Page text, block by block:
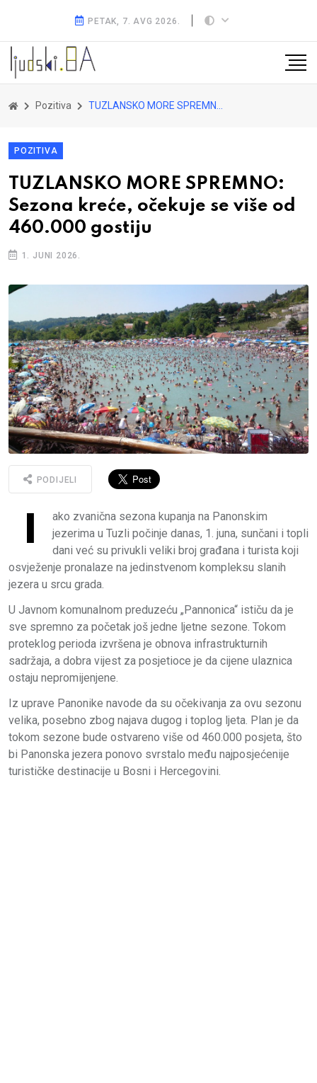
PETAK, 7. AVG 2026.
Pozitiva TUZLANSKO MORE SPREMNO: Sezona kreće, očekuje se više od 460.000 gostiju
POZITIVA
TUZLANSKO MORE SPREMNO:
Sezona kreće, očekuje se više od
460.000 gostiju
1. JUNI 2026.
PODIJELI
I
ako zvanična sezona kupanja na Panonskim
jezerima u Tuzli počinje danas, 1. juna, sunčani i topli
dani već su privukli veliki broj građana i turista koji
osvježenje pronalaze na jedinstvenom kompleksu slanih
jezera u srcu grada.
U Javnom komunalnom preduzeću „Pannonica“ ističu da je
sve spremno za početak još jedne ljetne sezone. Tokom
proteklog perioda izvršena je obnova infrastrukturnih
sadržaja, a dobra vijest za posjetioce je da cijene ulaznica
ostaju nepromijenjene.
Iz uprave Panonike navode da su očekivanja za ovu sezonu
velika, posebno zbog najava dugog i toplog ljeta. Plan je da
tokom sezone bude ostvareno više od 460.000 posjeta, što
bi Panonska jezera ponovo svrstalo među najposjećenije
turističke destinacije u Bosni i Hercegovini.